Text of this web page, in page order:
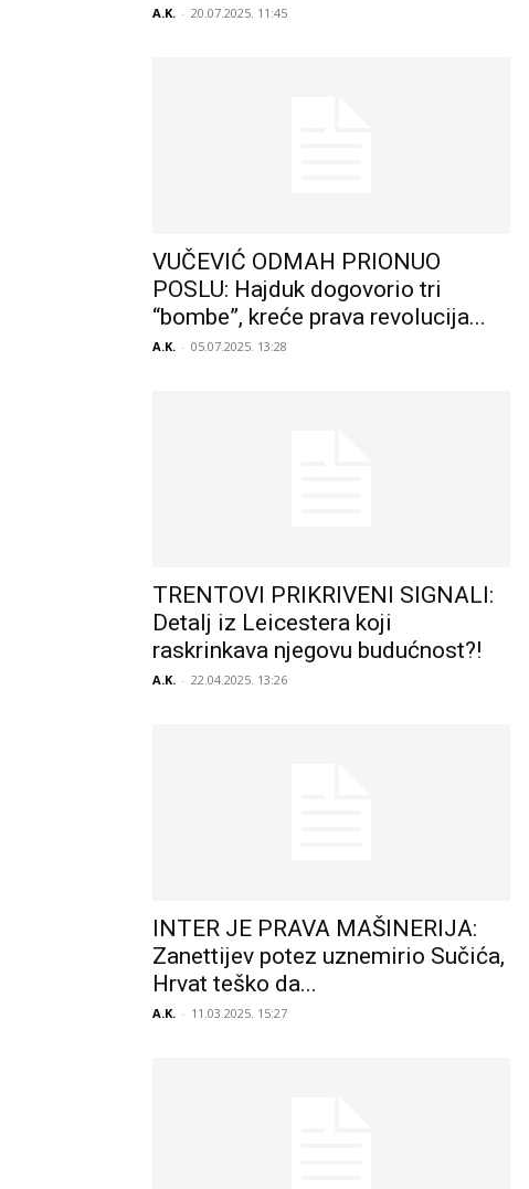
A.K. - 20.07.2025. 11:45
VUČEVIĆ ODMAH PRIONUO
POSLU: Hajduk dogovorio tri
“bombe”, kreće prava revolucija...
A.K. - 05.07.2025. 13:28
TRENTOVI PRIKRIVENI SIGNALI:
Detalj iz Leicestera koji
raskrinkava njegovu budućnost?!
A.K. - 22.04.2025. 13:26
INTER JE PRAVA MAŠINERIJA:
Zanettijev potez uznemirio Sučića,
Hrvat teško da...
A.K. - 11.03.2025. 15:27